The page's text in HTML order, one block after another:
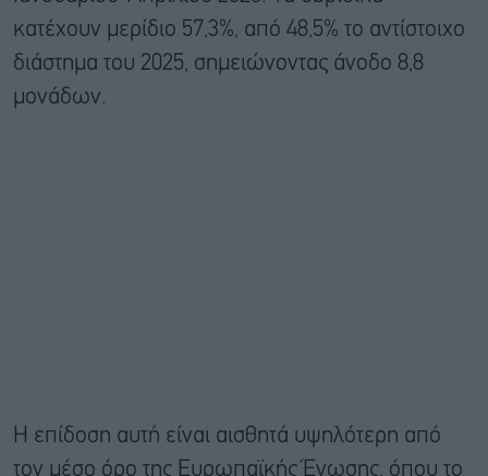
κατέχουν μερίδιο 57,3%, από 48,5% το αντίστοιχο
διάστημα του 2025, σημειώνοντας άνοδο 8,8
μονάδων.
Η επίδοση αυτή είναι αισθητά υψηλότερη από
τον μέσο όρο της Ευρωπαϊκής Ένωσης, όπου το